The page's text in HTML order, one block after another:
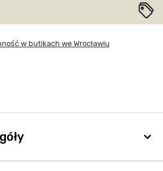
w butikach we Wrocławiu